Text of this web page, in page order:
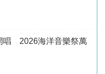
唱 2026海洋音樂祭萬